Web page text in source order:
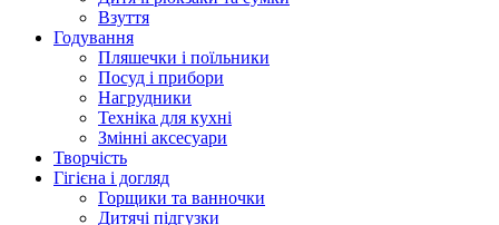
Взуття
Годування
Пляшечки і поїльники
Посуд і прибори
Нагрудники
Техніка для кухні
Змінні аксесуари
Творчість
Гігієна і догляд
Горщики та ванночки
Дитячі підгузки